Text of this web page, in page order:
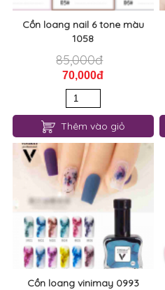
Cồn loang nail 6 tone màu
1058
85,000đ
70,000đ
Thêm vào giỏ
Cồn loang vinimay 0993